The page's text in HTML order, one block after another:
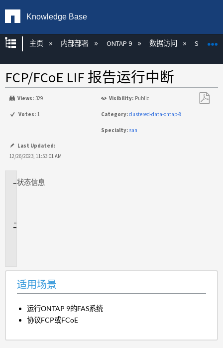
Knowledge Base
扩展/隐缩全局层次
主页 内部部署 ONTAP 9 数据访问 SAN
FCP/FCoE LIF 报告运行中断
Views: 329 Visibility: Public
Votes: 1 Category:clustered-data-ontap-8
Specialty: san
Last Updated:
12/26/2023, 11:53:01 AM
适
状态信息
适用场景
运行ONTAP 9的FAS系统
协议FCP或FCoE